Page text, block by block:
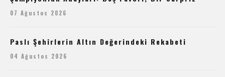
07 Ağustos 2026
Paslı Şehirlerin Altın Değerindeki Rekabeti
04 Ağustos 2026